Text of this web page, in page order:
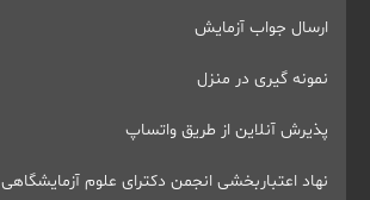
ارسال جواب آزمایش
نمونه گیری در منزل
پذیرش آنلاین از طریق واتساپ
نهاد اعتباربخشی انجمن دکترای علوم آزمایشگاهی